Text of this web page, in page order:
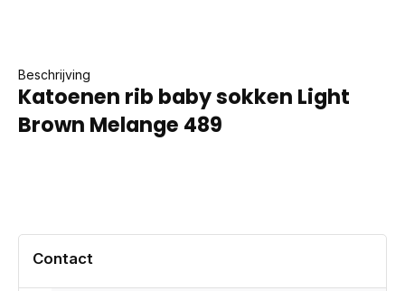
Beschrijving
Katoenen rib baby sokken Light
Brown Melange 489
Contact